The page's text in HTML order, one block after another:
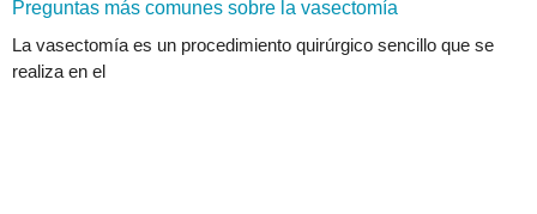
Preguntas más comunes sobre la vasectomía
La vasectomía es un procedimiento quirúrgico sencillo que se
realiza en el